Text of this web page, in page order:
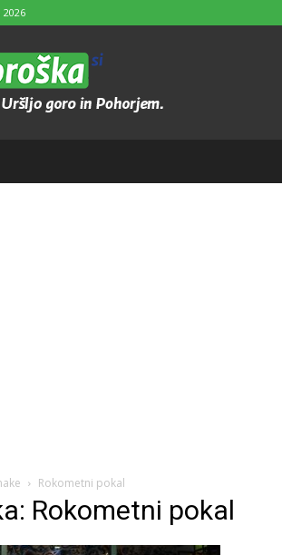
2026
Rokometni pokal
Rokometni pokal